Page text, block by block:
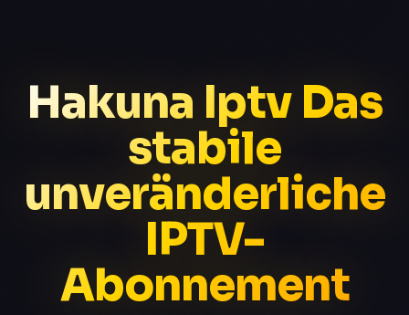
Hakuna Iptv Das
stabile
unveränderliche
IPTV-
Abonnement